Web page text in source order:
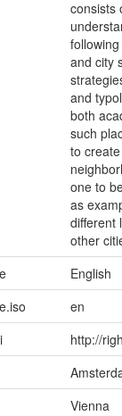
consists
and city
and
both
such
to
one to
as
different
other
English
en
http://
Vienna